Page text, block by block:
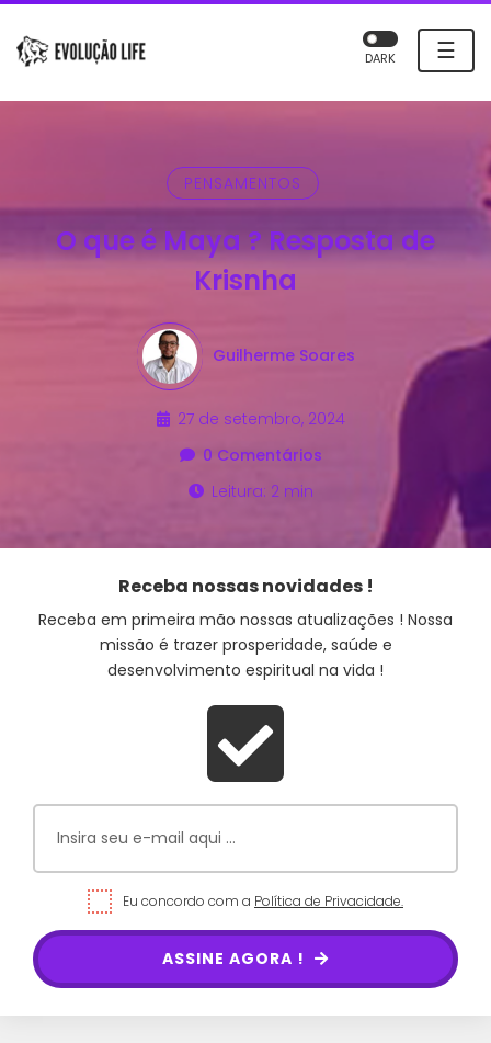
☰
DARK
PENSAMENTOS
O que é Maya ? Resposta de
Krisnha
Guilherme Soares
27 de setembro, 2024
0 Comentários
Leitura: 2 min
Receba nossas novidades !
Receba em primeira mão nossas atualizações ! Nossa
missão é trazer prosperidade, saúde e
desenvolvimento espiritual na vida !
Eu concordo com a Política de Privacidade.
ASSINE AGORA !